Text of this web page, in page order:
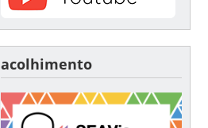
acolhimento